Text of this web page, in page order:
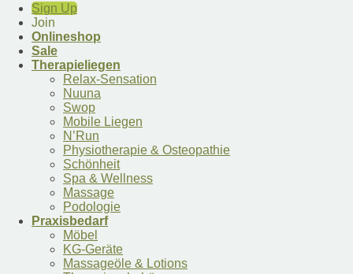
Sign Up
Join
Onlineshop
Sale
Therapieliegen
Relax-Sensation
Nuuna
Swop
Mobile Liegen
N’Run
Physiotherapie & Osteopathie
Schönheit
Spa & Wellness
Massage
Podologie
Praxisbedarf
Möbel
KG-Geräte
Massageöle & Lotions